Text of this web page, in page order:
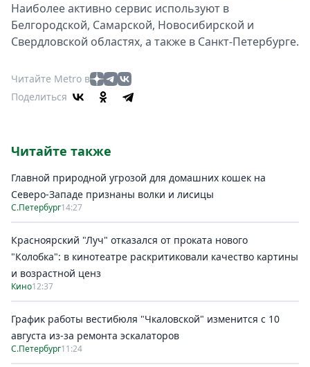
Наиболее активно сервис используют в
Белгородской, Самарской, Новосибирской и
Свердловской областях, а также в Санкт-Петербурге.
Читайте Metro в
Поделиться
Читайте также
Главной природной угрозой для домашних кошек на
Северо-Западе признаны волки и лисицы
С.Петербург14:27
Красноярский "Луч" отказался от проката нового
"Колобка": в кинотеатре раскритиковали качество картины
и возрастной ценз
Кино12:37
График работы вестибюля "Чкаловской" изменится с 10
августа из-за ремонта эскалаторов
С.Петербург11:24